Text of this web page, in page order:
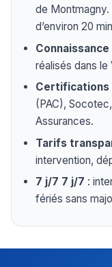
de Montmagny.
d’environ 20
réalisés dans le
Certifications
(PAC),
Assurances.
Tarifs
intervention,
7 j/7 7 j/7 :
fériés sans